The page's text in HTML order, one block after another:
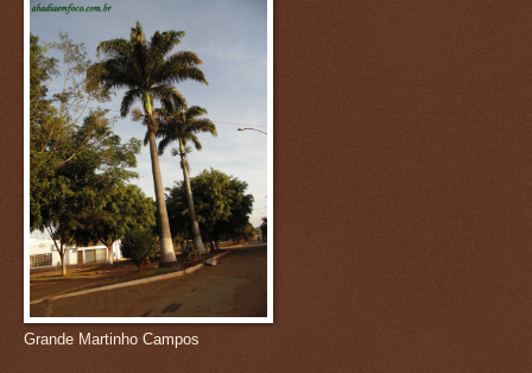
Grande Martinho Campos